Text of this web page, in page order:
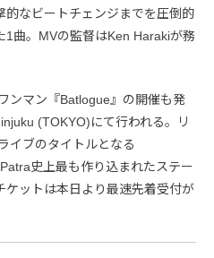
的なビートチェンジまでを圧倒的
1曲。MVの監督はKen Harakiが務
ンマン『Batlogue』の開催も発
(TOKYO)にて行われる。リ
イブのタイトルとなる
史上最も作り込まれたステー
ケットは本日より最速先着受付が